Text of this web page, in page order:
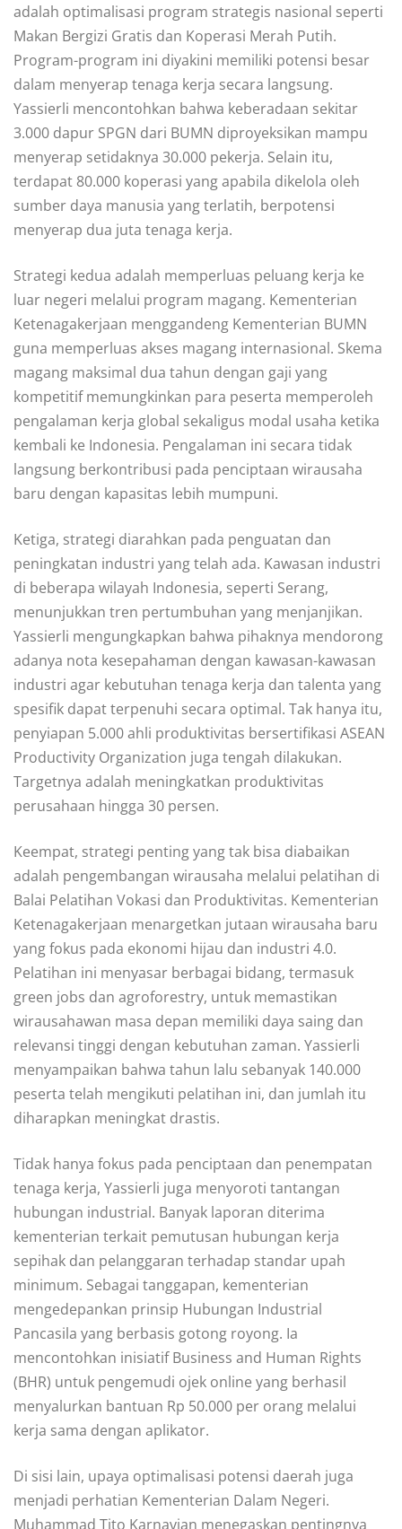
adalah optimalisasi program strategis nasional seperti
Makan Bergizi Gratis dan Koperasi Merah Putih.
Program-program ini diyakini memiliki potensi besar
dalam menyerap tenaga kerja secara langsung.
Yassierli mencontohkan bahwa keberadaan sekitar
3.000 dapur SPGN dari BUMN diproyeksikan mampu
menyerap setidaknya 30.000 pekerja. Selain itu,
terdapat 80.000 koperasi yang apabila dikelola oleh
sumber daya manusia yang terlatih, berpotensi
menyerap dua juta tenaga kerja.
Strategi kedua adalah memperluas peluang kerja ke
luar negeri melalui program magang. Kementerian
Ketenagakerjaan menggandeng Kementerian BUMN
guna memperluas akses magang internasional. Skema
magang maksimal dua tahun dengan gaji yang
kompetitif memungkinkan para peserta memperoleh
pengalaman kerja global sekaligus modal usaha ketika
kembali ke Indonesia. Pengalaman ini secara tidak
langsung berkontribusi pada penciptaan wirausaha
baru dengan kapasitas lebih mumpuni.
Ketiga, strategi diarahkan pada penguatan dan
peningkatan industri yang telah ada. Kawasan industri
di beberapa wilayah Indonesia, seperti Serang,
menunjukkan tren pertumbuhan yang menjanjikan.
Yassierli mengungkapkan bahwa pihaknya mendorong
adanya nota kesepahaman dengan kawasan-kawasan
industri agar kebutuhan tenaga kerja dan talenta yang
spesifik dapat terpenuhi secara optimal. Tak hanya itu,
penyiapan 5.000 ahli produktivitas bersertifikasi ASEAN
Productivity Organization juga tengah dilakukan.
Targetnya adalah meningkatkan produktivitas
perusahaan hingga 30 persen.
Keempat, strategi penting yang tak bisa diabaikan
adalah pengembangan wirausaha melalui pelatihan di
Balai Pelatihan Vokasi dan Produktivitas. Kementerian
Ketenagakerjaan menargetkan jutaan wirausaha baru
yang fokus pada ekonomi hijau dan industri 4.0.
Pelatihan ini menyasar berbagai bidang, termasuk
green jobs dan agroforestry, untuk memastikan
wirausahawan masa depan memiliki daya saing dan
relevansi tinggi dengan kebutuhan zaman. Yassierli
menyampaikan bahwa tahun lalu sebanyak 140.000
peserta telah mengikuti pelatihan ini, dan jumlah itu
diharapkan meningkat drastis.
Tidak hanya fokus pada penciptaan dan penempatan
tenaga kerja, Yassierli juga menyoroti tantangan
hubungan industrial. Banyak laporan diterima
kementerian terkait pemutusan hubungan kerja
sepihak dan pelanggaran terhadap standar upah
minimum. Sebagai tanggapan, kementerian
mengedepankan prinsip Hubungan Industrial
Pancasila yang berbasis gotong royong. Ia
mencontohkan inisiatif Business and Human Rights
(BHR) untuk pengemudi ojek online yang berhasil
menyalurkan bantuan Rp 50.000 per orang melalui
kerja sama dengan aplikator.
Di sisi lain, upaya optimalisasi potensi daerah juga
menjadi perhatian Kementerian Dalam Negeri.
Muhammad Tito Karnavian menegaskan pentingnya